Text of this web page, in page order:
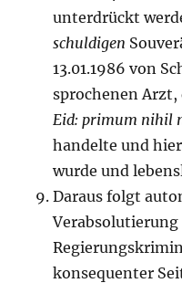
unterdrückt
schuldi­gen
13.01.1986 von
sproche­nen Arzt,
Eid: primum nihil
handelte und
wurde und
Daraus folgt
konsequenter